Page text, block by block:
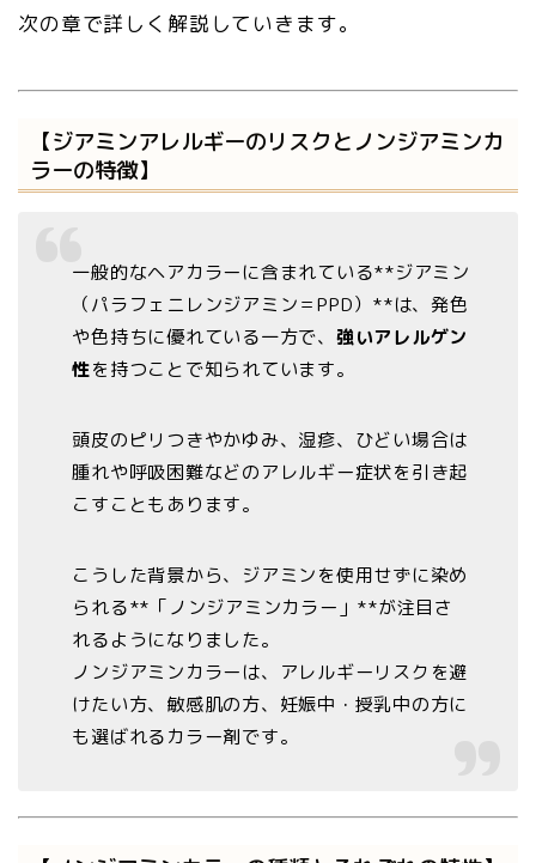
次の章で詳しく解説していきます。
【ジアミンアレルギーのリスクとノンジアミンカ
ラーの特徴】
一般的なヘアカラーに含まれている**ジアミン
（パラフェニレンジアミン＝PPD）**は、発色
や色持ちに優れている一方で、 強いアレルゲン
性を持つことで知られています。
頭皮のピリつきやかゆみ、湿疹、ひどい場合は
腫れや呼吸困難などのアレルギー症状を引き起
こすこともあります。
こうした背景から、ジアミンを使用せずに染め
られる**「ノンジアミンカラー」**が注目さ
れるようになりました。
ノンジアミンカラーは、アレルギーリスクを避
けたい方、敏感肌の方、妊娠中・授乳中の方に
も選ばれるカラー剤です。